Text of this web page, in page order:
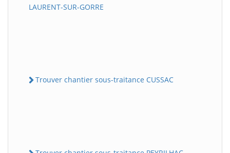
LAURENT-SUR-GORRE
Trouver chantier sous-traitance CUSSAC